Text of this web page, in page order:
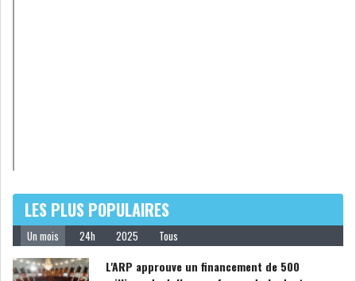
LES PLUS POPULAIRES
Un mois 24h 2025 Tous
L'ARP approuve un financement de 500